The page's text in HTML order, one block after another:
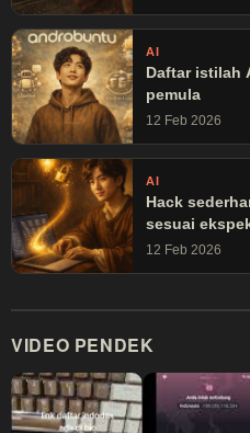
AI
Daftar istilah
pemula
12 Feb 2026
AI
Hack
sesuai
hari)
12 Feb 2026
VIDEO PENDEK